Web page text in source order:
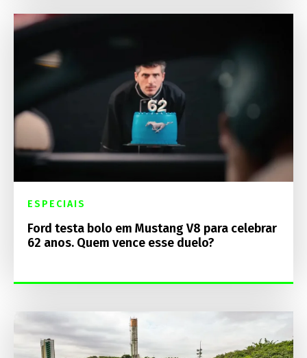
ESPECIAIS
Ford testa bolo em Mustang V8 para celebrar
62 anos. Quem vence esse duelo?